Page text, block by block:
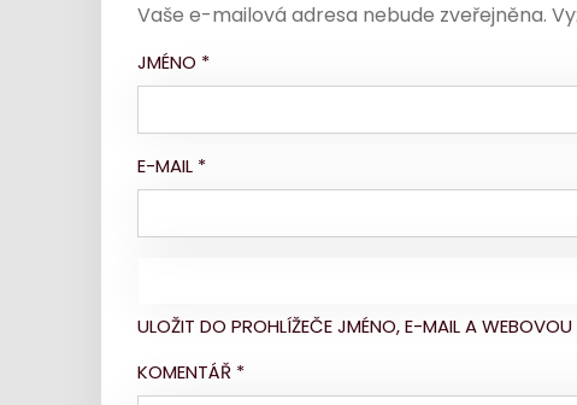
Vaše e-mailová adresa nebude zveřejněna.
JMÉNO *
E-MAIL *
ULOŽIT DO PROHLÍŽEČE JMÉNO, E-MAIL A
KOMENTÁŘ *